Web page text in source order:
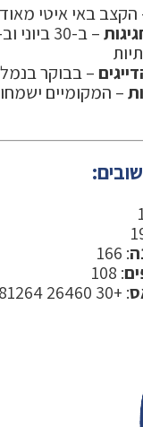
הקצב באי איטי
– בבוקר
– המקומיים ישמחו
: 166
: 108
: +30 26460 81264